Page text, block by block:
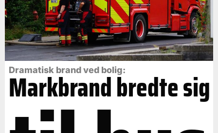
Dramatisk brand ved bolig:
Markbrand bredte sig